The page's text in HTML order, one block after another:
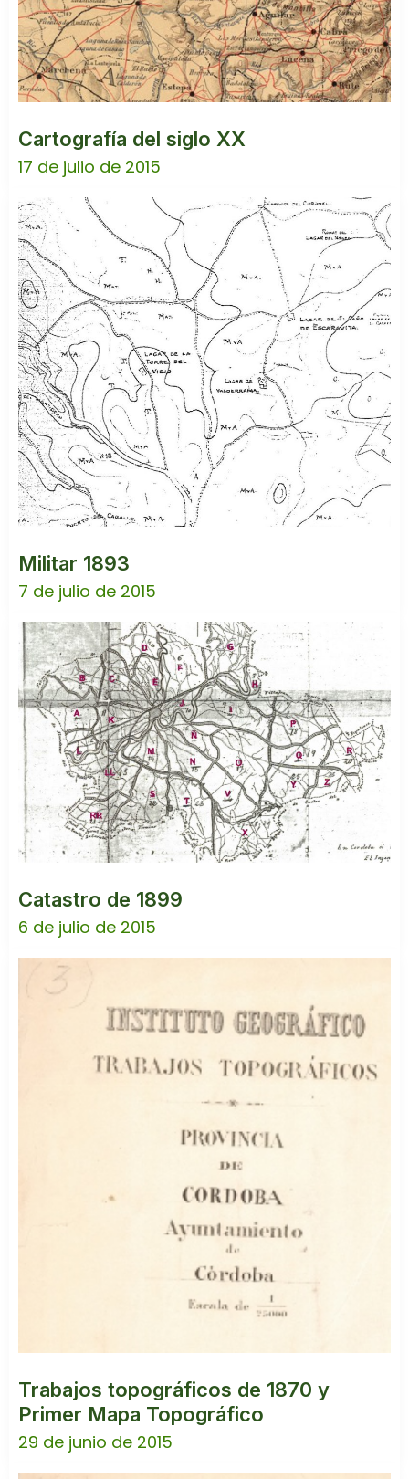
Cartografía del siglo XX
17 de julio de 2015
Militar 1893
7 de julio de 2015
Catastro de 1899
6 de julio de 2015
Trabajos topográficos de 1870 y
Primer Mapa Topográfico
29 de junio de 2015